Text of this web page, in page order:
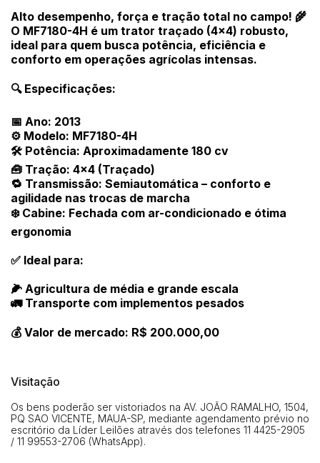
Alto desempenho, força e tração total no campo! 🌾
O MF7180-4H é um trator traçado (4x4) robusto,
ideal para quem busca potência, eficiência e
conforto em operações agrícolas intensas.
🔍 Especificações:
📅 Ano: 2013
⚙️ Modelo: MF7180-4H
🛠️ Potência: Aproximadamente 180 cv
🧰 Tração: 4x4 (Traçado)
🔁 Transmissão: Semiautomática – conforto e
agilidade nas trocas de marcha
❄️ Cabine: Fechada com ar-condicionado e ótima
ergonomia
✅ Ideal para:
🌽 Agricultura de média e grande escala
🚛 Transporte com implementos pesados
💰 Valor de mercado: R$ 200.000,00
Visitação
Os bens poderão ser vistoriados na AV. JOÃO RAMALHO, 1504,
PQ SAO VICENTE, MAUA-SP, mediante agendamento prévio no
escritório da Líder Leilões através dos telefones 11 4425-2905
/ 11 99553-2706 (WhatsApp).
Envie sua Proposta
(Art. 895, CPC)
Histórico de Propostas
Data Usuário
14/04/2025 18:43:11 TIAGOFELIPE
Clique aqui para fazer login
Habilite-se para efetuar lances ou
propostas